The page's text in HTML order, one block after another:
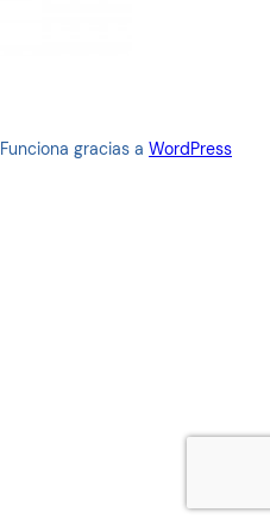
Funciona gracias a WordPress